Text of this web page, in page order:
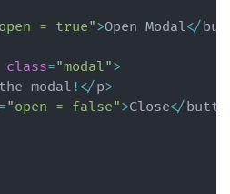
= true">Open Modal</
class="modal">
modal ! </p>
="open = false">Close</